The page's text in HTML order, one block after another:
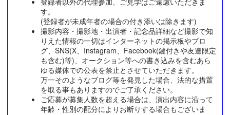
す。
(登録者が未成年者の場合の付き添いは除きます)
撮影内容・撮影地・出演者・記念品詳細など撮影で知
りえた情報の一切はインターネットの掲示板やブロ
グ、SNS(X、Instagram、Facebook(鍵付きや友達限定
も含む)等)、オークション等への書き込みを含むあら
ゆる媒体での公表を禁止とさせていただきます。
万一そのようなブログ等を発見した場合、法的な措置
を取る事もありますのでご了承ください。
ご応募が募集人数を超える場合は、演出内容に沿って
年齢・性別の配分によりお断りする場合もございま